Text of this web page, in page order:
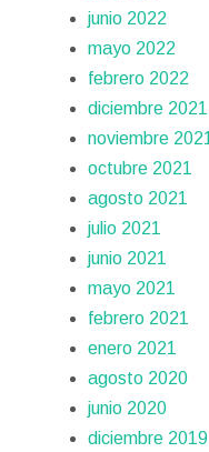
junio 2022
mayo 2022
febrero 2022
diciembre 2021
noviembre 2021
octubre 2021
agosto 2021
julio 2021
junio 2021
mayo 2021
febrero 2021
enero 2021
agosto 2020
junio 2020
diciembre 2019